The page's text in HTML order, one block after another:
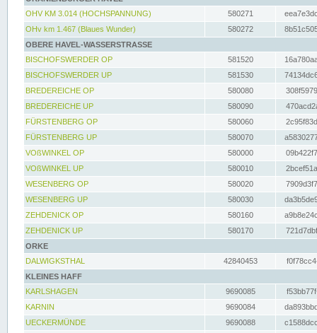
OHV KM 3.014 (HOCHSPANNUNG)
580271
OHv km 1.467 (Blaues Wunder)
580272
OBERE HAVEL-WASSERSTRASSE
BISCHOFSWERDER OP
581520
BISCHOFSWERDER UP
581530
BREDEREICHE OP
580080
BREDEREICHE UP
580090
FÜRSTENBERG OP
580060
FÜRSTENBERG UP
580070
VOßWINKEL OP
580000
VOßWINKEL UP
580010
WESENBERG OP
580020
WESENBERG UP
580030
ZEHDENICK OP
580160
ZEHDENICK UP
580170
ORKE
DALWIGKSTHAL
42840453
KLEINES HAFF
KARLSHAGEN
9690085
KARNIN
9690084
UECKERMÜNDE
9690088